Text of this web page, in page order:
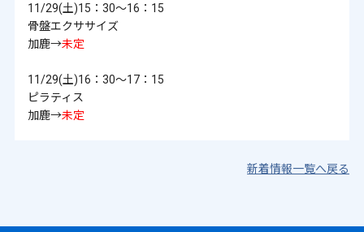
11/29(土)15：30～16：15
骨盤エクササイズ
加鹿→未定
11/29(土)16：30～17：15
ピラティス
加鹿→未定
新着情報一覧へ戻る